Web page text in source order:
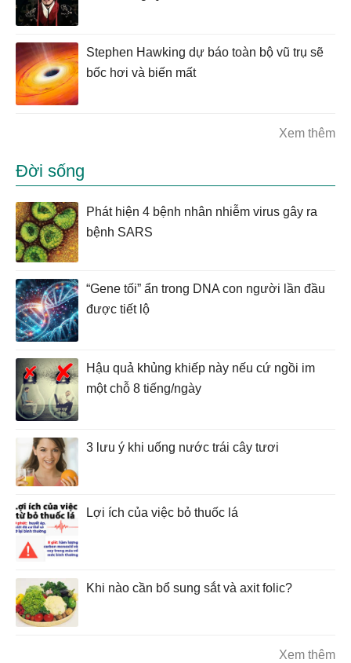
Stephen Hawking dự báo toàn bộ vũ trụ sẽ
bốc hơi và biến mất
Xem thêm
Đời sống
Phát hiện 4 bệnh nhân nhiễm virus gây ra
bệnh SARS
“Gene tối” ẩn trong DNA con người lần đầu
được tiết lộ
Hậu quả khủng khiếp này nếu cứ ngồi im
một chỗ 8 tiếng/ngày
3 lưu ý khi uống nước trái cây tươi
Lợi ích của việc bỏ thuốc lá
Khi nào cần bổ sung sắt và axit folic?
Xem thêm